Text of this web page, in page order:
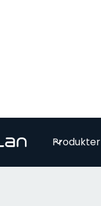
Produkter